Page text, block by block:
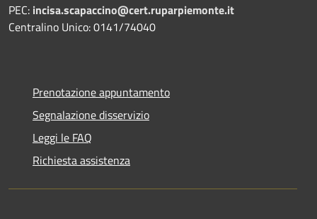
PEC: incisa.scapaccino@cert.ruparpiemonte.it
Centralino Unico: 0141/74040
Prenotazione appuntamento
Segnalazione disservizio
Leggi le FAQ
Richiesta assistenza